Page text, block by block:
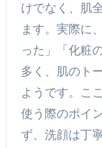
けでなく、肌
ます。実際に
った」「化粧
多く、肌のト
ようです。こ
使う際のポイ
ず、洗顔は丁